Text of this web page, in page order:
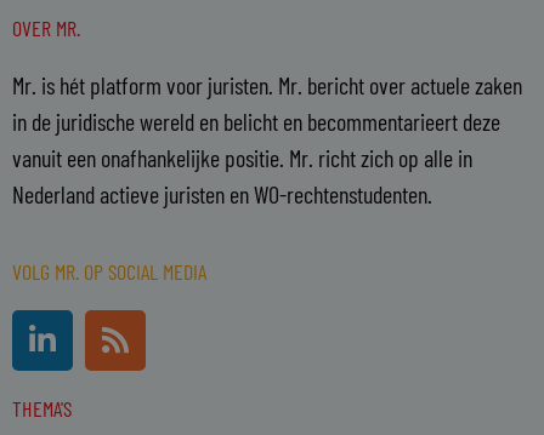
OVER MR.
Mr. is hét platform voor juristen. Mr. bericht over actuele zaken
in de juridische wereld en belicht en becommentarieert deze
vanuit een onafhankelijke positie. Mr. richt zich op alle in
Nederland actieve juristen en WO-rechtenstudenten.
VOLG MR. OP SOCIAL MEDIA
L
i
n
k
R
s
s
THEMA'S